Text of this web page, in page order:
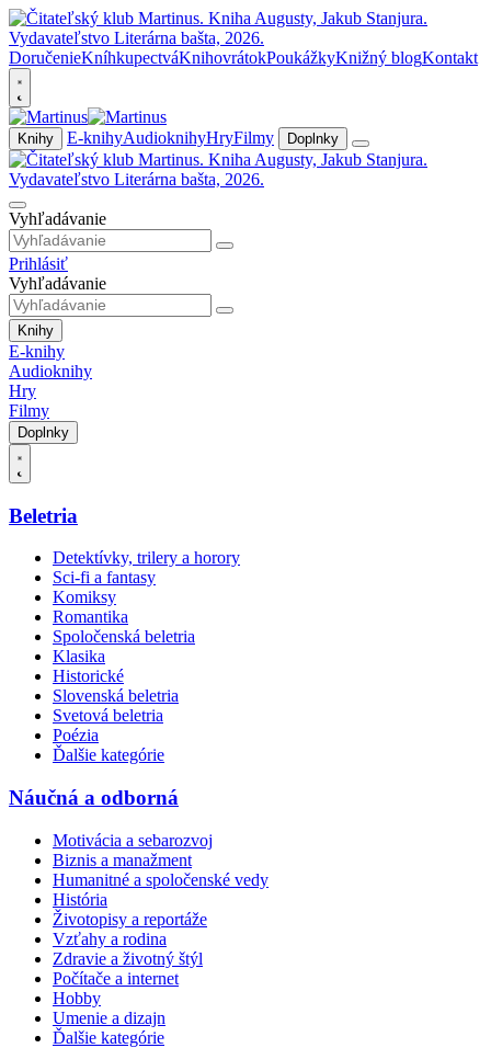
DoručenieKníhkupectváKnihovrátokPoukážkyKnižný blogKontakt
Knihy E-knihyAudioknihyHryFilmy Doplnky
Vyhľadávanie
Prihlásiť
Vyhľadávanie
Knihy
E-knihy
Audioknihy
Hry
Filmy
Doplnky
Beletria
Detektívky, trilery a horory
Sci-fi a fantasy
Komiksy
Romantika
Spoločenská beletria
Klasika
Historické
Slovenská beletria
Svetová beletria
Poézia
Ďalšie kategórie
Náučná a odborná
Motivácia a sebarozvoj
Biznis a manažment
Humanitné a spoločenské vedy
História
Životopisy a reportáže
Vzťahy a rodina
Zdravie a životný štýl
Počítače a internet
Hobby
Umenie a dizajn
Ďalšie kategórie